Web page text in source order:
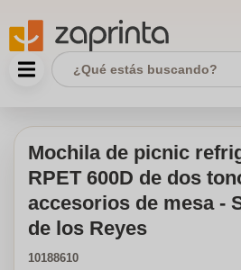
Mochila de picnic
RPET 600D de dos
accesorios de mesa -
de los Reyes
10188610